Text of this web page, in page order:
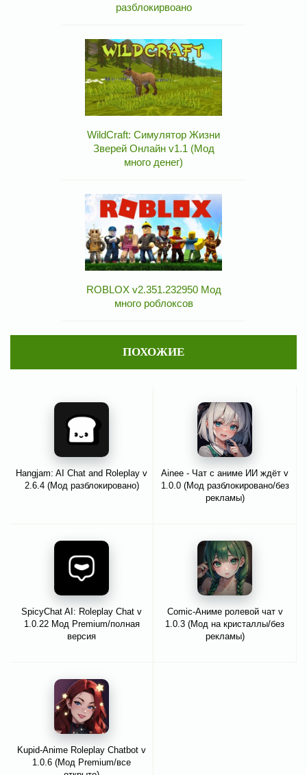
разблокирвоано
WildCraft: Симулятор Жизни
Зверей Онлайн v1.1 (Мод
много денег)
ROBLOX v2.351.232950 Мод
много роблоксов
ПОХОЖИЕ
Hangjam: AI Chat and Roleplay v
2.6.4 (Мод разблокировано)
Ainee - Чат с аниме ИИ ждёт v
1.0.0 (Мод разблокировано/без
рекламы)
SpicyChat AI: Roleplay Chat v
1.0.22 Мод Premium/полная
версия
Comic-Аниме ролевой чат v
1.0.3 (Мод на кристаллы/без
рекламы)
Kupid-Anime Roleplay Chatbot v
1.0.6 (Мод Premium/все